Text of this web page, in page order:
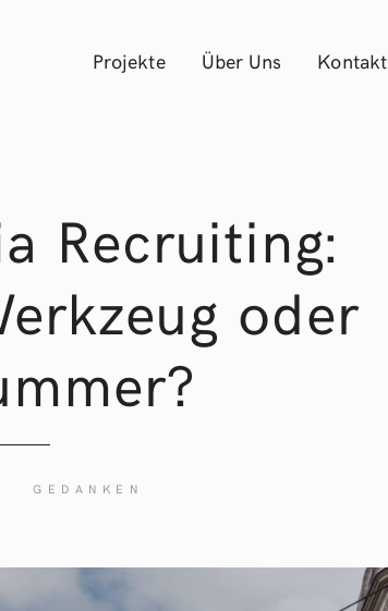
Projekte Über Uns Kontakt
Recruiting:
oder
GEDANKEN